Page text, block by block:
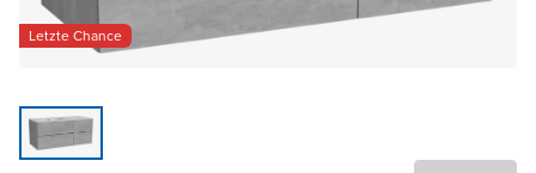
Letzte Chance